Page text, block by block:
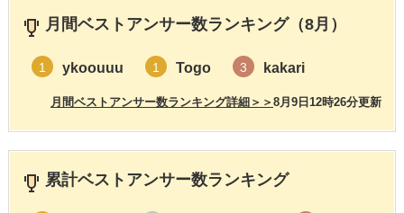
月間ベストアンサー数ランキング（8月）
1 ykoouuu 1 Togo 3 kakari
8月9日12時26分更新
月間ベストアンサー数ランキング詳細＞＞
累計ベストアンサー数ランキング